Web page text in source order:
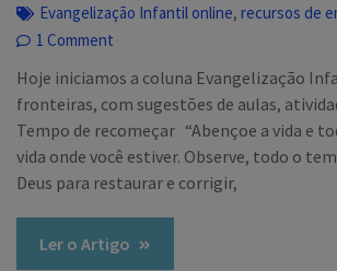
Evangelização Infantil online,recursos de
1 Comment
Hoje iniciamos a coluna Evangelização
fronteiras, com sugestões de aulas,
Tempo de recomeçar “Abençoe a vida e
vida onde você estiver. Observe, todo o
Deus para restaurar e corrigir,
Ler o Artigo